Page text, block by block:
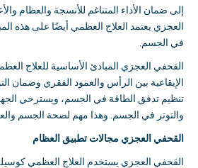
إلى ضمان الأداء المتناغم للأنسجة والعظام
العجزي يعتمد العلاج العظمي أيضًا على هذه
في الجسم.
القحفي العجزي المبادئ الأساسية للعلاج
الإيقاعية بين الرأس والعمود الفقري وضمان
تنظيم تدفق الطاقة في الجسم، ويسترخي
والتوتر في الجسم. وهذا مهم لصحة الجسم
القحفي العجزي مجالات تطبيق العظام
القحفي العجزي يستخدم العلاج العظمي